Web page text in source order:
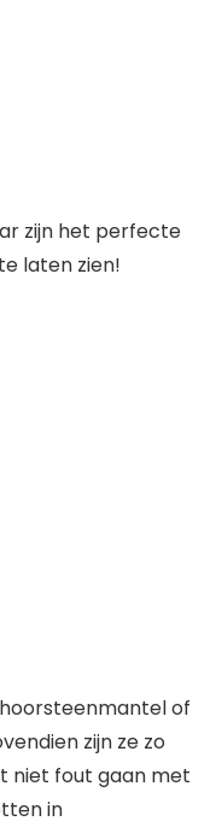
zijn het perfecte
laten zien!
of
zijn ze zo
niet fout gaan met
in